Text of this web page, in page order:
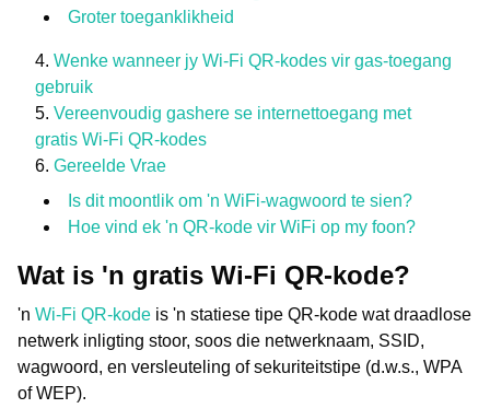
Groter toeganklikheid
Wenke wanneer jy Wi-Fi QR-kodes vir gas-toegang
gebruik
Vereenvoudig gashere se internettoegang met
gratis Wi-Fi QR-kodes
Gereelde Vrae
Is dit moontlik om 'n WiFi-wagwoord te sien?
Hoe vind ek 'n QR-kode vir WiFi op my foon?
Wat is 'n gratis Wi-Fi QR-kode?
'n Wi-Fi QR-kode is 'n statiese tipe QR-kode wat draadlose
netwerk inligting stoor, soos die netwerknaam, SSID,
wagwoord, en versleuteling of sekuriteitstipe (d.w.s., WPA
of WEP).